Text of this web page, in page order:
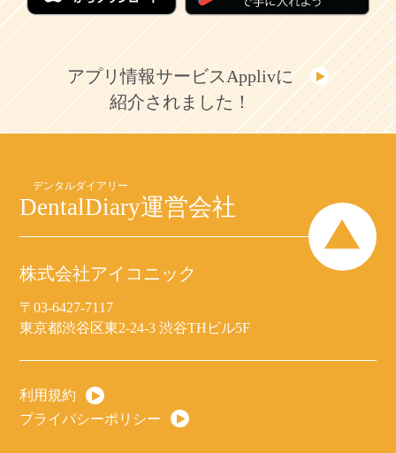
アプリ情報サービスApplivに
紹介されました！
DentalDiary運営会社
株式会社アイコニック
〒03-6427-7117
東京都渋谷区東2-24-3 渋谷THビル5F
利用規約
プライバシーポリシー